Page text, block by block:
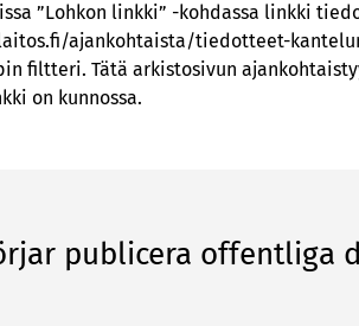
”Lohkon linkki” -kohdassa linkki
ajankohtaista/tiedotteet-
filtteri. Tätä arkistosivun
on kunnossa.
publicera offentliga